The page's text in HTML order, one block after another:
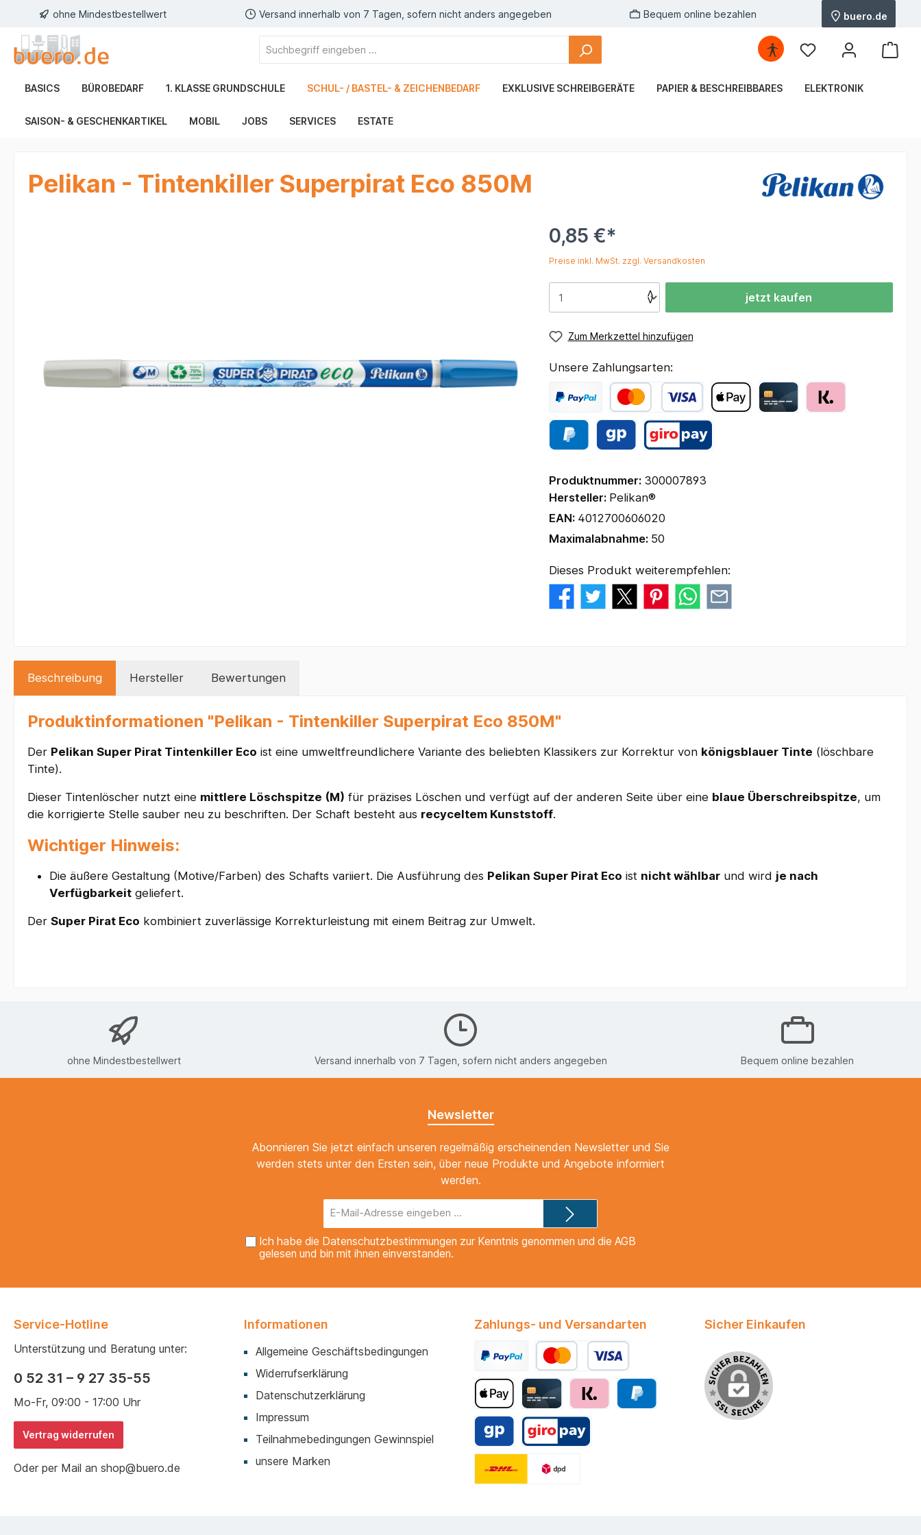
ohne Mindestbestellwert Versand innerhalb von 7 Tagen, sofern nicht anders angegeben Bequem online bezahlen buero.de
BASICS BÜROBEDARF 1. KLASSE GRUNDSCHULE SCHUL- / BASTEL- & ZEICHENBEDARF EXKLUSIVE SCHREIBGERÄTE PAPIER & BESCHREIBBARES ELEKTRONIK
SAISON- & GESCHENKARTIKEL MOBIL JOBS SERVICES ESTATE
Pelikan - Tintenkiller Superpirat Eco 850M
0,85 €*
Preise inkl. MwSt. zzgl. Versandkosten
jetzt kaufen
Zum Merkzettel hinzufügen
Unsere Zahlungsarten:
Produktnummer: 300007893
Hersteller: Pelikan®
EAN: 4012700606020
Maximalabnahme: 50
Dieses Produkt weiterempfehlen:
Beschreibung Hersteller Bewertungen
Produktinformationen "Pelikan - Tintenkiller Superpirat Eco 850M"
Der Pelikan Super Pirat Tintenkiller Eco ist eine umweltfreundlichere Variante des beliebten Klassikers zur Korrektur von königsblauer Tinte (löschbare
Tinte).
Dieser Tintenlöscher nutzt eine mittlere Löschspitze (M) für präzises Löschen und verfügt auf der anderen Seite über eine blaue Überschreibspitze, um
die korrigierte Stelle sauber neu zu beschriften. Der Schaft besteht aus recyceltem Kunststoff.
Wichtiger Hinweis:
Die äußere Gestaltung (Motive/Farben) des Schafts variiert. Die Ausführung des Pelikan Super Pirat Eco ist nicht wählbar und wird je nach
Verfügbarkeit geliefert.
Der Super Pirat Eco kombiniert zuverlässige Korrekturleistung mit einem Beitrag zur Umwelt.
ohne Mindestbestellwert Versand innerhalb von 7 Tagen, sofern nicht anders angegeben Bequem online bezahlen
Newsletter
Abonnieren Sie jetzt einfach unseren regelmäßig erscheinenden Newsletter und Sie
werden stets unter den Ersten sein, über neue Produkte und Angebote informiert
werden.
Mail-
Adresse*
Ich habe die Datenschutzbestimmungen zur Kenntnis genommen und die AGB
gelesen und bin mit ihnen einverstanden.
Service-Hotline
Unterstützung und Beratung unter:
0 52 31 – 9 27 35-55
Mo-Fr, 09:00 - 17:00 Uhr
Vertrag widerrufen
Oder per Mail an shop@buero.de
Informationen
Allgemeine Geschäftsbedingungen
Widerrufserklärung
Datenschutzerklärung
Impressum
Teilnahmebedingungen Gewinnspiel
unsere Marken
Zahlungs- und Versandarten Sicher Einkaufen